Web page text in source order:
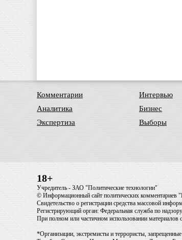
Комментарии
Аналитика
Экспертиза
Интервью
Бизнес
Выборы
18+
Учредитель - ЗАО "Политические технологии"
© Информационный сайт политических комментариев
Свидетельство о регистрации средства массовой
Регистрирующий орган: Федеральная служба по
При полном или частичном использовании материалов
*Организации, экстремисты и террористы,